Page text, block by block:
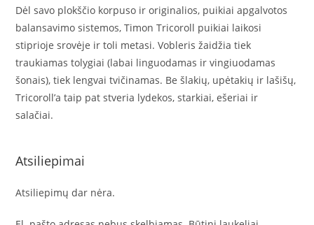
Dėl savo plokščio korpuso ir originalios, puikiai apgalvotos
balansavimo sistemos, Timon Tricoroll puikiai laikosi
stiprioje srovėje ir toli metasi. Vobleris žaidžia tiek
traukiamas tolygiai (labai linguodamas ir vingiuodamas
šonais), tiek lengvai tvičinamas. Be šlakių, upėtakių ir lašišų,
Tricoroll’a taip pat stveria lydekos, starkiai, ešeriai ir
salačiai.
Atsiliepimai
Atsiliepimų dar nėra.